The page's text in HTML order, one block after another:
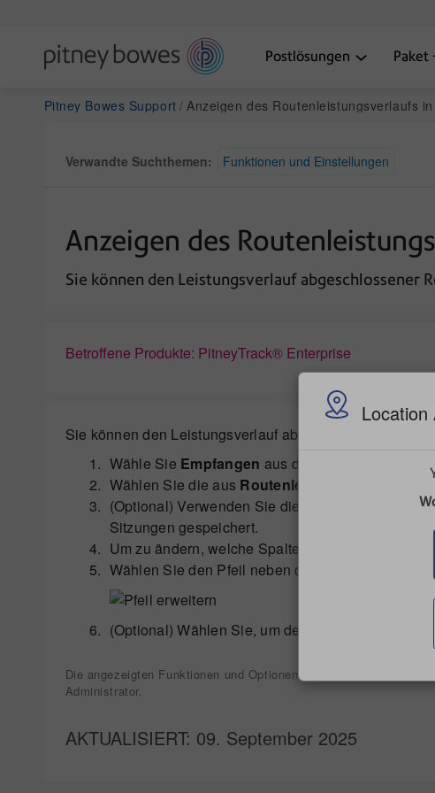
Location
Postlösungen Paket
Pitney Bowes Support Anzeigen des Routenleistungsverlaufs in
Verwandte Suchthemen: Funktionen und Einstellungen
Anzeigen des
Sie können den Leistungsverlauf abgeschlossener
Betroffene Produkte: PitneyTrack® Enterprise
Sie können den Leistungsverlauf abgeschlossener
Wähle Sie Empfangen aus dem obigen Menü
Wählen Sie die aus Routenleistung
(Optional) Verwenden Sie die Filter oben in der
Sitzungen gespeichert.
Um zu ändern, welche Spalten angezeigt
Wählen Sie den Pfeil neben der gewünschten
(Optional) Wählen Sie, um den Routenverlauf zu
Die angezeigten Funktionen und Optionen können je nach Ihrer
Administrator.
AKTUALISIERT: 09. September 2025